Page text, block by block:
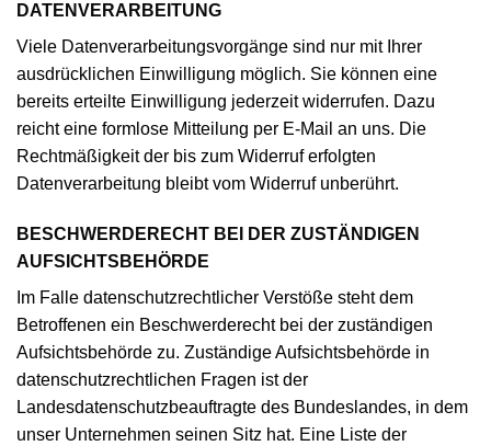
DATENVERARBEITUNG
Viele Datenverarbeitungsvorgänge sind nur mit Ihrer
ausdrücklichen Einwilligung möglich. Sie können eine
bereits erteilte Einwilligung jederzeit widerrufen. Dazu
reicht eine formlose Mitteilung per E-Mail an uns. Die
Rechtmäßigkeit der bis zum Widerruf erfolgten
Datenverarbeitung bleibt vom Widerruf unberührt.
BESCHWERDERECHT BEI DER ZUSTÄNDIGEN
AUFSICHTSBEHÖRDE
Im Falle datenschutzrechtlicher Verstöße steht dem
Betroffenen ein Beschwerderecht bei der zuständigen
Aufsichtsbehörde zu. Zuständige Aufsichtsbehörde in
datenschutzrechtlichen Fragen ist der
Landesdatenschutzbeauftragte des Bundeslandes, in dem
unser Unternehmen seinen Sitz hat. Eine Liste der